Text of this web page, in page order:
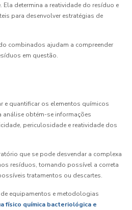
determina a reatividade do resíduo e
para desenvolver estratégias de
combinados ajudam a compreender
em questão.
e quantificar os elementos químicos
análise obtém-se informações
periculosidade e reatividade dos
que se pode desvendar a complexa
resíduos, tornando possível a correta
tratamentos ou descartes.
equipamentos e metodologias
físico química bacteriológica e